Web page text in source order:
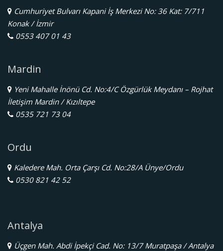
Cumhuriyet Bulvarı Kapani İş Merkezi No: 36 Kat: 7/711
Konak / İzmir
0553 407 01 43
Mardin
Yeni Mahalle İnönü Cd. No:4/C Özgürlük Meydanı – Rojhat
İletişim Mardin / Kızıltepe
0535 721 73 04
Ordu
Kaledere Mah. Orta Çarşı Cd. No:28/A Ünye/Ordu
0530 821 42 52
Antalya
Üçgen Mah. Abdi İpekçi Cad. No: 13/7 Muratpaşa / Antalya